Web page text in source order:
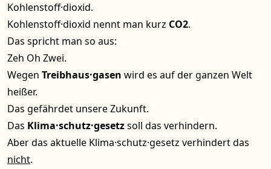
Kohlenstoff·dioxid.
Kohlenstoff·dioxid nennt man kurz CO2.
Das spricht man so aus:
Zeh Oh Zwei.
Wegen Treibhaus·gasen wird es auf der ganzen Welt
heißer.
Das gefährdet unsere Zukunft.
Das Klima·schutz·gesetzsoll das verhindern.
Aber das aktuelle Klima·schutz·gesetz verhindert das
nicht.